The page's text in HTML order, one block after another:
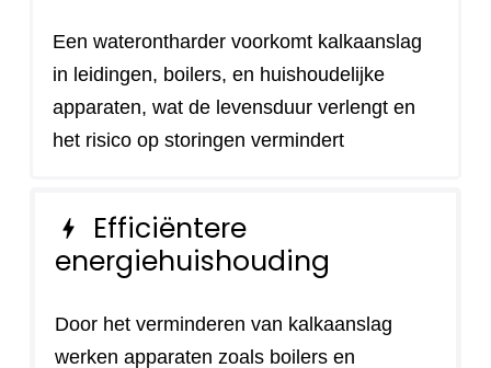
Een waterontharder voorkomt kalkaanslag
in leidingen, boilers, en huishoudelijke
apparaten, wat de levensduur verlengt en
het risico op storingen vermindert
bolt
Efficiëntere
energiehuishouding
Door het verminderen van kalkaanslag
werken apparaten zoals boilers en